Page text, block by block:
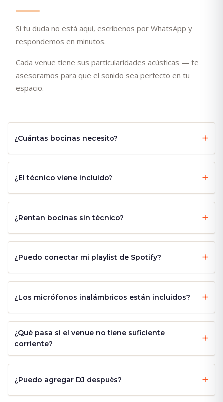
Si tu duda no está aquí, escríbenos por WhatsApp y
respondemos en minutos.
Cada venue tiene sus particularidades acústicas — te
asesoramos para que el sonido sea perfecto en tu
espacio.
¿Cuántas bocinas necesito?
¿El técnico viene incluido?
¿Rentan bocinas sin técnico?
¿Puedo conectar mi playlist de Spotify?
¿Los micrófonos inalámbricos están incluidos?
¿Qué pasa si el venue no tiene suficiente
corriente?
¿Puedo agregar DJ después?